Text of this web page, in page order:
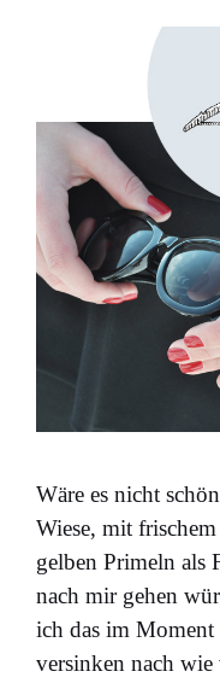
Wäre es nicht
Wiese, mit
gelben Primeln als
nach mir gehen
ich das im
versinken nach